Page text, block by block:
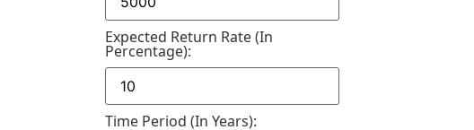
Expected Return Rate (in
Percentage):
Time Period (in Years):